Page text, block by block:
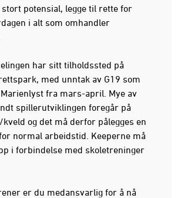
stort potensial, legge til rette for
i alt som omhandler
har sitt tilholdssted på
med unntak av G19 som
fra mars-april. Mye av
spillerutviklingen foregår på
og det må derfor pålegges en
normal arbeidstid. Keeperne må
i forbindelse med skoletreninger
er du medansvarlig for å nå